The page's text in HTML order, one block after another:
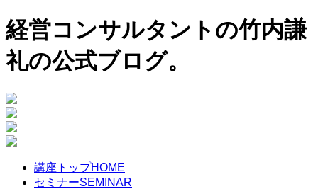
経営コンサルタントの竹内謙
礼の公式ブログ。
講座トップHOME
セミナーSEMINAR